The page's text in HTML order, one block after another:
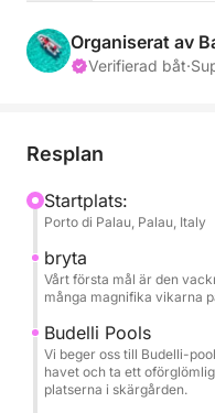
navigera bland de
erbjuder en intim och
omger huvudöarna.
Corsara och Cala
hav som strålar av
göra ett andra stopp
mellan öarna Budelli
vatten känt världen
Alternativt kan vi ta
par vikar där vi kan
avkoppling.
Organiserat av
Verifierad båt·
Resplan
Startplats:
Porto di Palau, Palau, Italy
bryta
Vårt första mål är den
många magnifika vikarna
Budelli Pools
Vi beger oss till Budelli-
havet och ta ett
platserna i skärgården.